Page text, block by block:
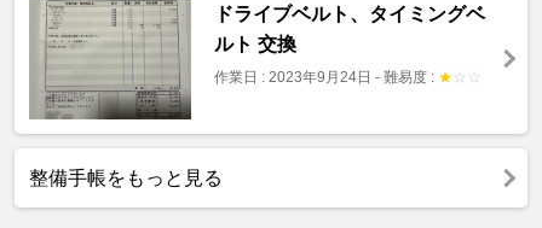
ドライブベルト、タイミングベ
ルト 交換
作業日 : 2023年9月24日 - 難易度 : ★ ☆ ☆
整備手帳をもっと見る